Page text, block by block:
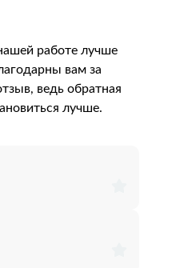
работе лучше
вам за
ведь обратная
лучше.